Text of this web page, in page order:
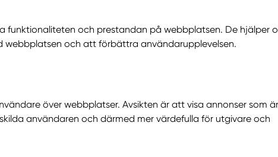
funktionaliteten och prestandan på webbplatsen. De hjälper
webbplatsen och att förbättra användarupplevelsen.
över webbplatser. Avsikten är att visa annonser som är
användaren och därmed mer värdefulla för utgivare och